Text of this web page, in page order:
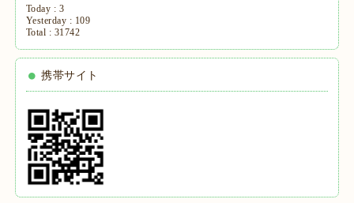
Today : 3
Yesterday : 109
Total : 31742
携帯サイト